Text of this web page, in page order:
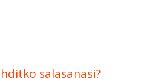
salasanasi?